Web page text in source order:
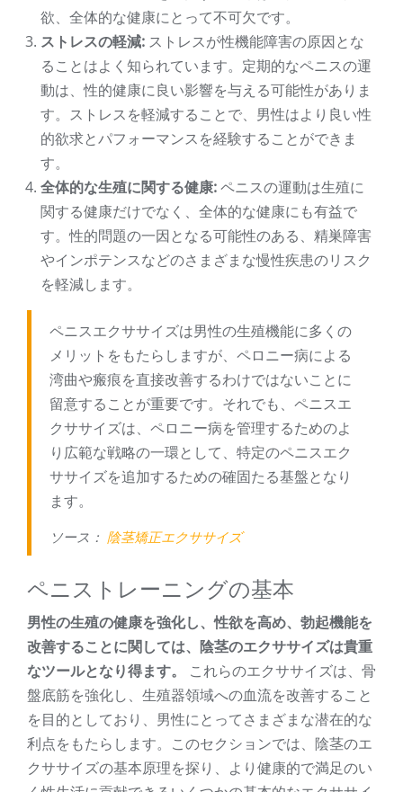
欲、全体的な健康にとって不可欠です。
ストレスの軽減: ストレスが性機能障害の原因とな
ることはよく知られています。定期的なペニスの運
動は、性的健康に良い影響を与える可能性がありま
す。ストレスを軽減することで、男性はより良い性
的欲求とパフォーマンスを経験することができま
す。
全体的な生殖に関する健康:ペニスの運動は生殖に
関する健康だけでなく、全体的な健康にも有益で
す。性的問題の一因となる可能性のある、精巣障害
やインポテンスなどのさまざまな慢性疾患のリスク
を軽減します。
ペニスエクササイズは男性の生殖機能に多くの
メリットをもたらしますが、ペロニー病による
湾曲や瘢痕を直接改善するわけではないことに
留意することが重要です。それでも、ペニスエ
クササイズは、ペロニー病を管理するためのよ
り広範な戦略の一環として、特定のペニスエク
ササイズを追加するための確固たる基盤となり
ます。
ソース： 陰茎矯正エクササイズ
ペニストレーニングの基本
男性の生殖の健康を強化し、性欲を高め、勃起機能を
改善することに関しては、陰茎のエクササイズは貴重
なツールとなり得ます。
これらのエクササイズは、骨
盤底筋を強化し、生殖器領域への血流を改善すること
を目的としており、男性にとってさまざまな潜在的な
利点をもたらします。このセクションでは、陰茎のエ
クササイズの基本原理を探り、より健康的で満足のい